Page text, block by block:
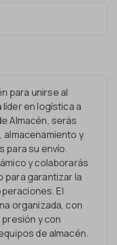
para unirse al
líder en logística a
Almacén, serás
y
para su envío.
y colaborarás
para garantizar la
El
organizada, con
y con
de almacén.